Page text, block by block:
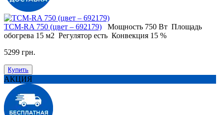
ТСМ-RA 750 (цвет – 692179) Мощность 750 Вт Площадь
обогрева 15 м2 Регулятор есть Конвекция 15 %
5299 грн.
Купить
АКЦИЯ